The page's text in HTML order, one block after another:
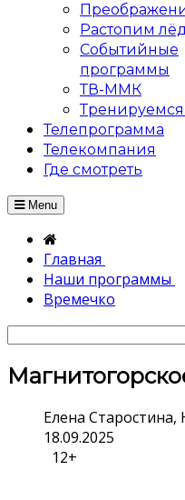
Растопим
Событийные
программы
ТВ-ММК
Телепрограмма
Телекомпания
Где смотреть
Menu
Главная
Наши программы
Времечко
Елена
18.09.2025
12+